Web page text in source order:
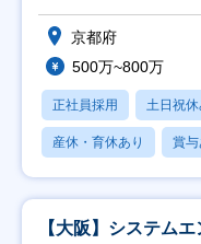
京都府
500万~800万
正社員採用 土日祝
産休・育休あり 賞与
【大阪】システム